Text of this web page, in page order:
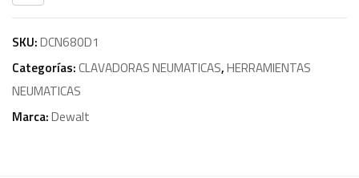
SKU:DCN680D1
Categorías:CLAVADORAS NEUMATICAS,HERRAMIENTAS
NEUMATICAS
Marca:Dewalt